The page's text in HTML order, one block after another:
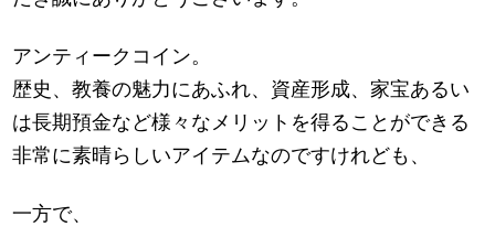
アンティークコイン。
歴史、教養の魅力にあふれ、資産形成、家宝あるい
は長期預金など様々なメリットを得ることができる
非常に素晴らしいアイテムなのですけれども、
一方で、